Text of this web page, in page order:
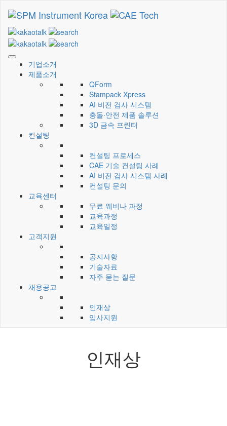
CAE Technology
씨에이이테크놀러지
기업소개
제품소개
QForm
Stampack Xpress
AI 비전 검사 시스템
충돌∙안전 제품 솔루션
3D 금속 프린터
컨설팅
컨설팅 프로세스
CAE 기술 컨설팅 사례
AI 비전 검사 시스템 사례
컨설팅 문의
교육센터
무료 웨비나 과정
교육과정
교육일정
고객지원
공지사항
기술자료
자주 묻는 질문
채용공고
인재상
입사지원
인재상